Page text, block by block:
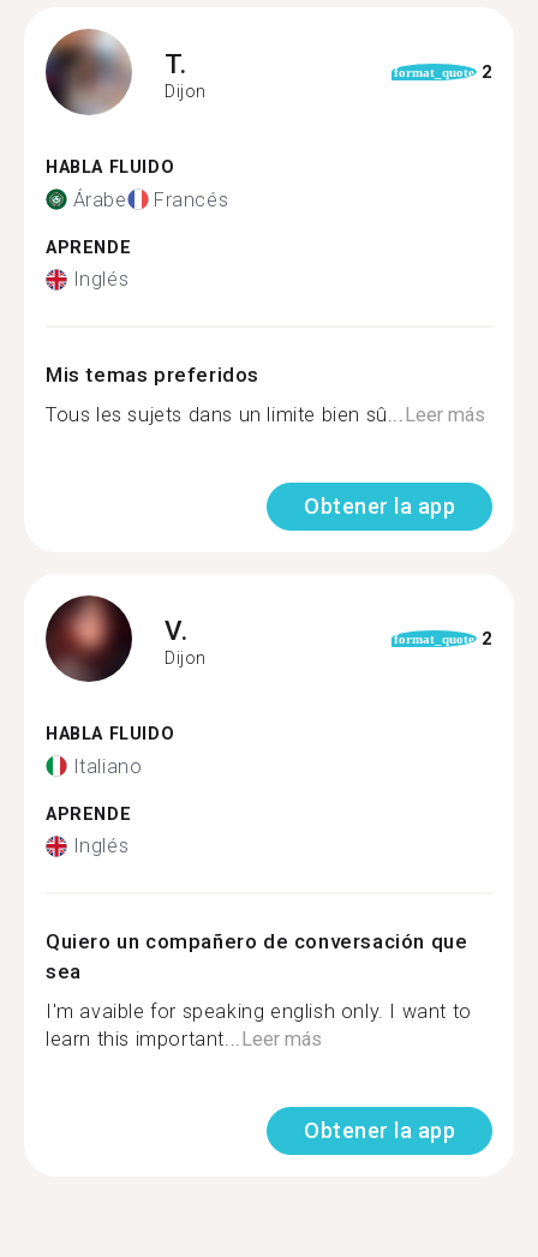
T.
Dijon
format_quote 2
HABLA FLUIDO
Árabe Francés
APRENDE
Inglés
Mis temas preferidos
Tous les sujets dans un limite bien sû...Leer más
Obtener la app
V.
Dijon
format_quote 2
HABLA FLUIDO
Italiano
APRENDE
Inglés
Quiero un compañero de conversación que
sea
I'm avaible for speaking english only. I want to
learn this important...Leer más
Obtener la app